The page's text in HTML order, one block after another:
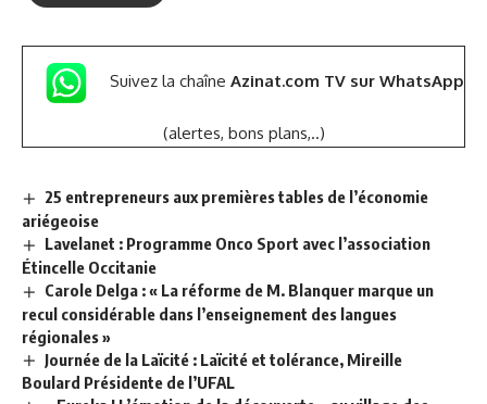
Suivez la chaîne Azinat.com TV sur WhatsApp
(alertes, bons plans,..)
25 entrepreneurs aux premières tables de l’économie
ariégeoise
Lavelanet : Programme Onco Sport avec l’association
Étincelle Occitanie
Carole Delga : « La réforme de M. Blanquer marque un
recul considérable dans l’enseignement des langues
régionales »
Journée de la Laïcité : Laïcité et tolérance, Mireille
Boulard Présidente de l’UFAL